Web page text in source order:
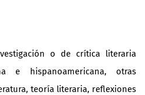
o de crítica literaria
e hispanoamericana, otras
teoría literaria, reflexiones